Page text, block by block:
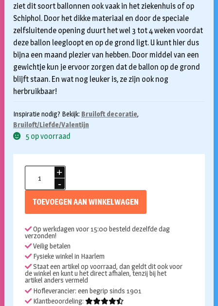
ziet dit soort ballonnen ook vaak in het ziekenhuis of op
Schiphol. Door het dikke materiaal en door de speciale
zelfsluitende opening duurt het wel 3 tot 4 weken voordat
deze ballon leegloopt en op de grond ligt. U kunt hier dus
bijna een maand plezier van hebben. Door middel van een
gewichtje kun je ervoor zorgen dat de ballon op de grond
blijft staan. En wat nog leuker is, ze zijn ook nog
herbruikbaar!
Inspiratie nodig? Bekijk: Bruiloft decoratie,
Bruiloft/Liefde/Valentijn
5 op voorraad
Folieballon
wedding
TOEVOEGEN AAN WINKELWAGEN
Op werkdagen voor 15:00 besteld dezelfde dag
verzonden!
Veilig betalen
Fysieke winkel in Haarlem
Staat een artikel op voorraad, dan geldt dit ook voor
de winkel en kunt u het direct afhalen, tenzij bij het
artikel anders vermeld
Hofleverancier: een begrip sinds 1901
Klantbeoordeling: